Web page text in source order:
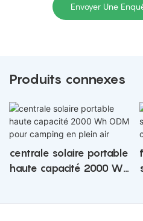
Envoyer Une
Produits connexes
centrale solaire portable
haute capacité 2000 Wh